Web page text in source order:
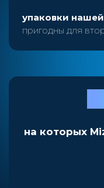
упаковки
пригодны для
на которых